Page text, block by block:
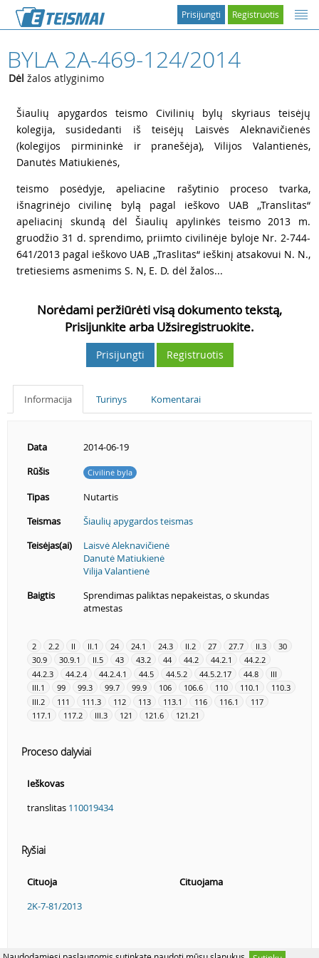
Registruotis
Prisijungti
BYLA 2A-469-124/2014
Dėl žalos atlyginimo
Šiaulių apygardos teismo Civilinių bylų skyriaus teisėjų
kolegija, susidedanti iš teisėjų Laisvės Aleknavičienės
(kolegijos pirmininkė ir pranešėja), Vilijos Valantienės,
Danutės Matiukienės,
teismo posėdyje, apeliacine rašytinio proceso tvarka,
išnagrinėjo civilinę bylą pagal ieškovo UAB ,,Translitas“
apeliacinį skundą dėl Šiaulių apylinkės teismo 2013 m.
gruodžio 31 d. sprendimo, priimto civilinėje byloje Nr. 2-744-
641/2013 pagal ieškovo UAB ,,Traslitas“ ieškinį atsakovui N. N.,
tretiesiems asmenims S. N, E. D. dėl žalos...
Norėdami peržiūrėti visą dokumento tekstą,
Prisijunkite arba Užsiregistruokite.
Prisijungti Registruotis
Informacija Turinys Komentarai
Data
2014-06-19
Rūšis
Civilinė byla
Tipas
Nutartis
Teismas
Šiaulių apygardos teismas
Teisėjas(ai)
Laisvė Aleknavičienė
Danutė Matiukienė
Vilija Valantienė
Baigtis
Sprendimas paliktas nepakeistas, o skundas
atmestas
2 2.2 II II.1 24 24.1 24.3 II.2 27 27.7 II.3
30
30.9
30.9.1 II.5 43 43.2 44 44.2 44.2.1
44.2.2
44.2.3
44.2.4 44.2.4.1 44.5 44.5.2 44.5.2.17 44.8
III
III.1
99 99.3 99.7 99.9 106 106.6 110 110.1
110.3
III.2
111 111.3 112 113 113.1 116 116.1
117
117.1
117.2 III.3 121 121.6 121.21
Proceso dalyviai
Ieškovas
translitas 110019434
Ryšiai
Cituoja
Cituojama
2K-7-81/2013